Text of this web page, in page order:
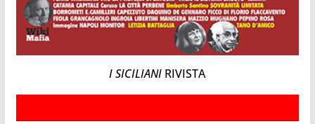
I SICILIANI RIVISTA